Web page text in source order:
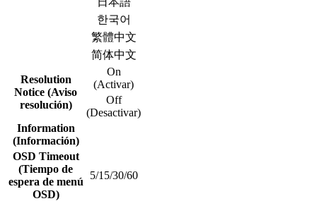
한국어
繁體中文
简体中文
Resolution
Notice (Aviso
resolución)
On
(Activar)
Off
(Desactivar)
Information
(Información)
OSD Timeout
(Tiempo de
espera de menú
OSD)
5/15/30/60